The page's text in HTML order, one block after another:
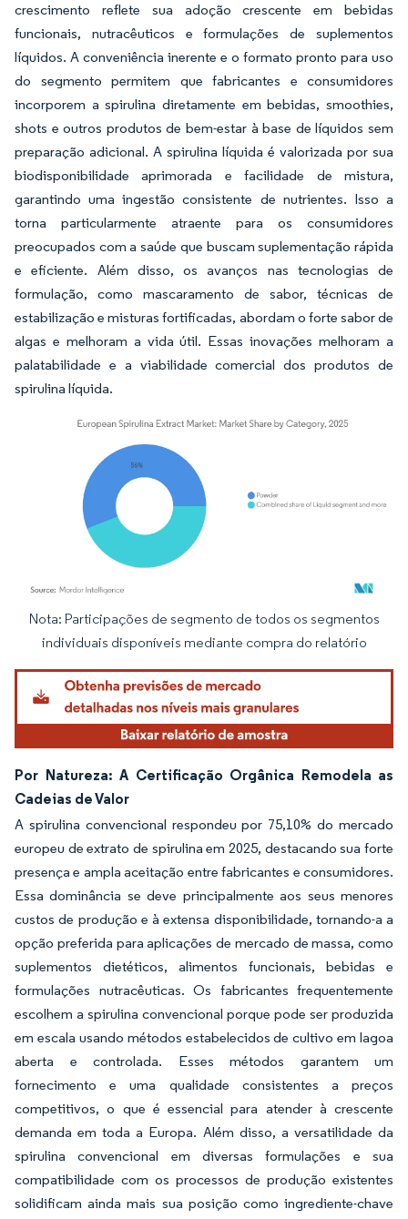
crescimento reflete sua adoção crescente em bebidas
funcionais, nutracêuticos e formulações de suplementos
líquidos. A conveniência inerente e o formato pronto para uso
do segmento permitem que fabricantes e consumidores
incorporem a spirulina diretamente em bebidas, smoothies,
shots e outros produtos de bem-estar à base de líquidos sem
preparação adicional. A spirulina líquida é valorizada por sua
biodisponibilidade aprimorada e facilidade de mistura,
garantindo uma ingestão consistente de nutrientes. Isso a
torna particularmente atraente para os consumidores
preocupados com a saúde que buscam suplementação rápida
e eficiente. Além disso, os avanços nas tecnologias de
formulação, como mascaramento de sabor, técnicas de
estabilização e misturas fortificadas, abordam o forte sabor de
algas e melhoram a vida útil. Essas inovações melhoram a
palatabilidade e a viabilidade comercial dos produtos de
spirulina líquida.
Imagem © Mordor Intelligence. O reuso requer atribuição conforme CC BY 4.0.
Nota: Participações de segmento de todos os segmentos
individuais disponíveis mediante compra do relatório
Por Natureza: A Certificação Orgânica Remodela as
Cadeias de Valor
A spirulina convencional respondeu por 75,10% do mercado
europeu de extrato de spirulina em 2025, destacando sua forte
presença e ampla aceitação entre fabricantes e consumidores.
Essa dominância se deve principalmente aos seus menores
custos de produção e à extensa disponibilidade, tornando-a a
opção preferida para aplicações de mercado de massa, como
suplementos dietéticos, alimentos funcionais, bebidas e
formulações nutracêuticas. Os fabricantes frequentemente
escolhem a spirulina convencional porque pode ser produzida
em escala usando métodos estabelecidos de cultivo em lagoa
aberta e controlada. Esses métodos garantem um
fornecimento e uma qualidade consistentes a preços
competitivos, o que é essencial para atender à crescente
demanda em toda a Europa. Além disso, a versatilidade da
spirulina convencional em diversas formulações e sua
compatibilidade com os processos de produção existentes
solidificam ainda mais sua posição como ingrediente-chave